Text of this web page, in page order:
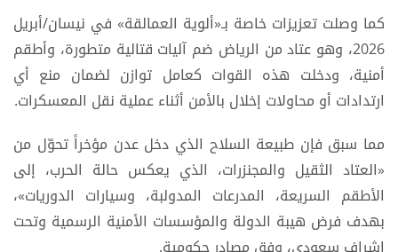
كما وصلت تعزيزات خاصة بـ«ألوية العمالقة» في نيسان/أبريل
2026، وهو عتاد من الرياض ضم آليات قتالية متطورة، وأطقم
أمنية، ودخلت هذه القوات كعامل توازن لضمان منع أي
ارتدادات أو محاولات إخلال بالأمن أثناء عملية نقل المعسكرات.
مما سبق فإن طبيعة السلاح الذي دخل عدن مؤخراً تحوّل من
«العتاد الثقيل والمجنزرات، الذي يعكس حالة الحرب، إلى
الأطقم السريعة، المدرعات المدولبة، وسيارات الدوريات»،
بهدف فرض هيبة الدولة والمؤسسات الأمنية الرسمية وتحت